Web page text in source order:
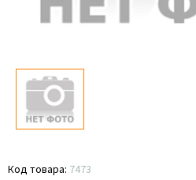
Код товара: 7473